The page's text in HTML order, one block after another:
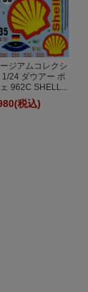
ジアムコレクシ
1/24 ダウアー ポ
962C SHELL...
(税込)